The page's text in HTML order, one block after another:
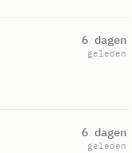
6 dagen
geleden
6 dagen
geleden